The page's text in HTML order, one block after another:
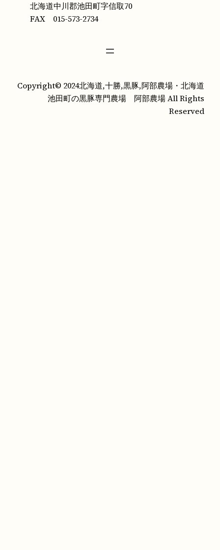
北海道中川郡池田町字信取70
FAX 015-573-2734
Copyright© 2024北海道,十勝,黒豚,阿部農場・北海道
池田町の黒豚専門農場 阿部農場 All Rights
Reserved